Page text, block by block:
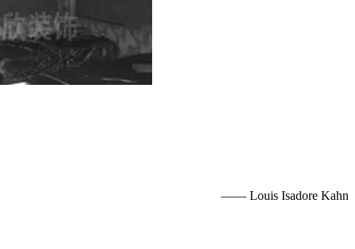
—— Louis Isadore Kahn